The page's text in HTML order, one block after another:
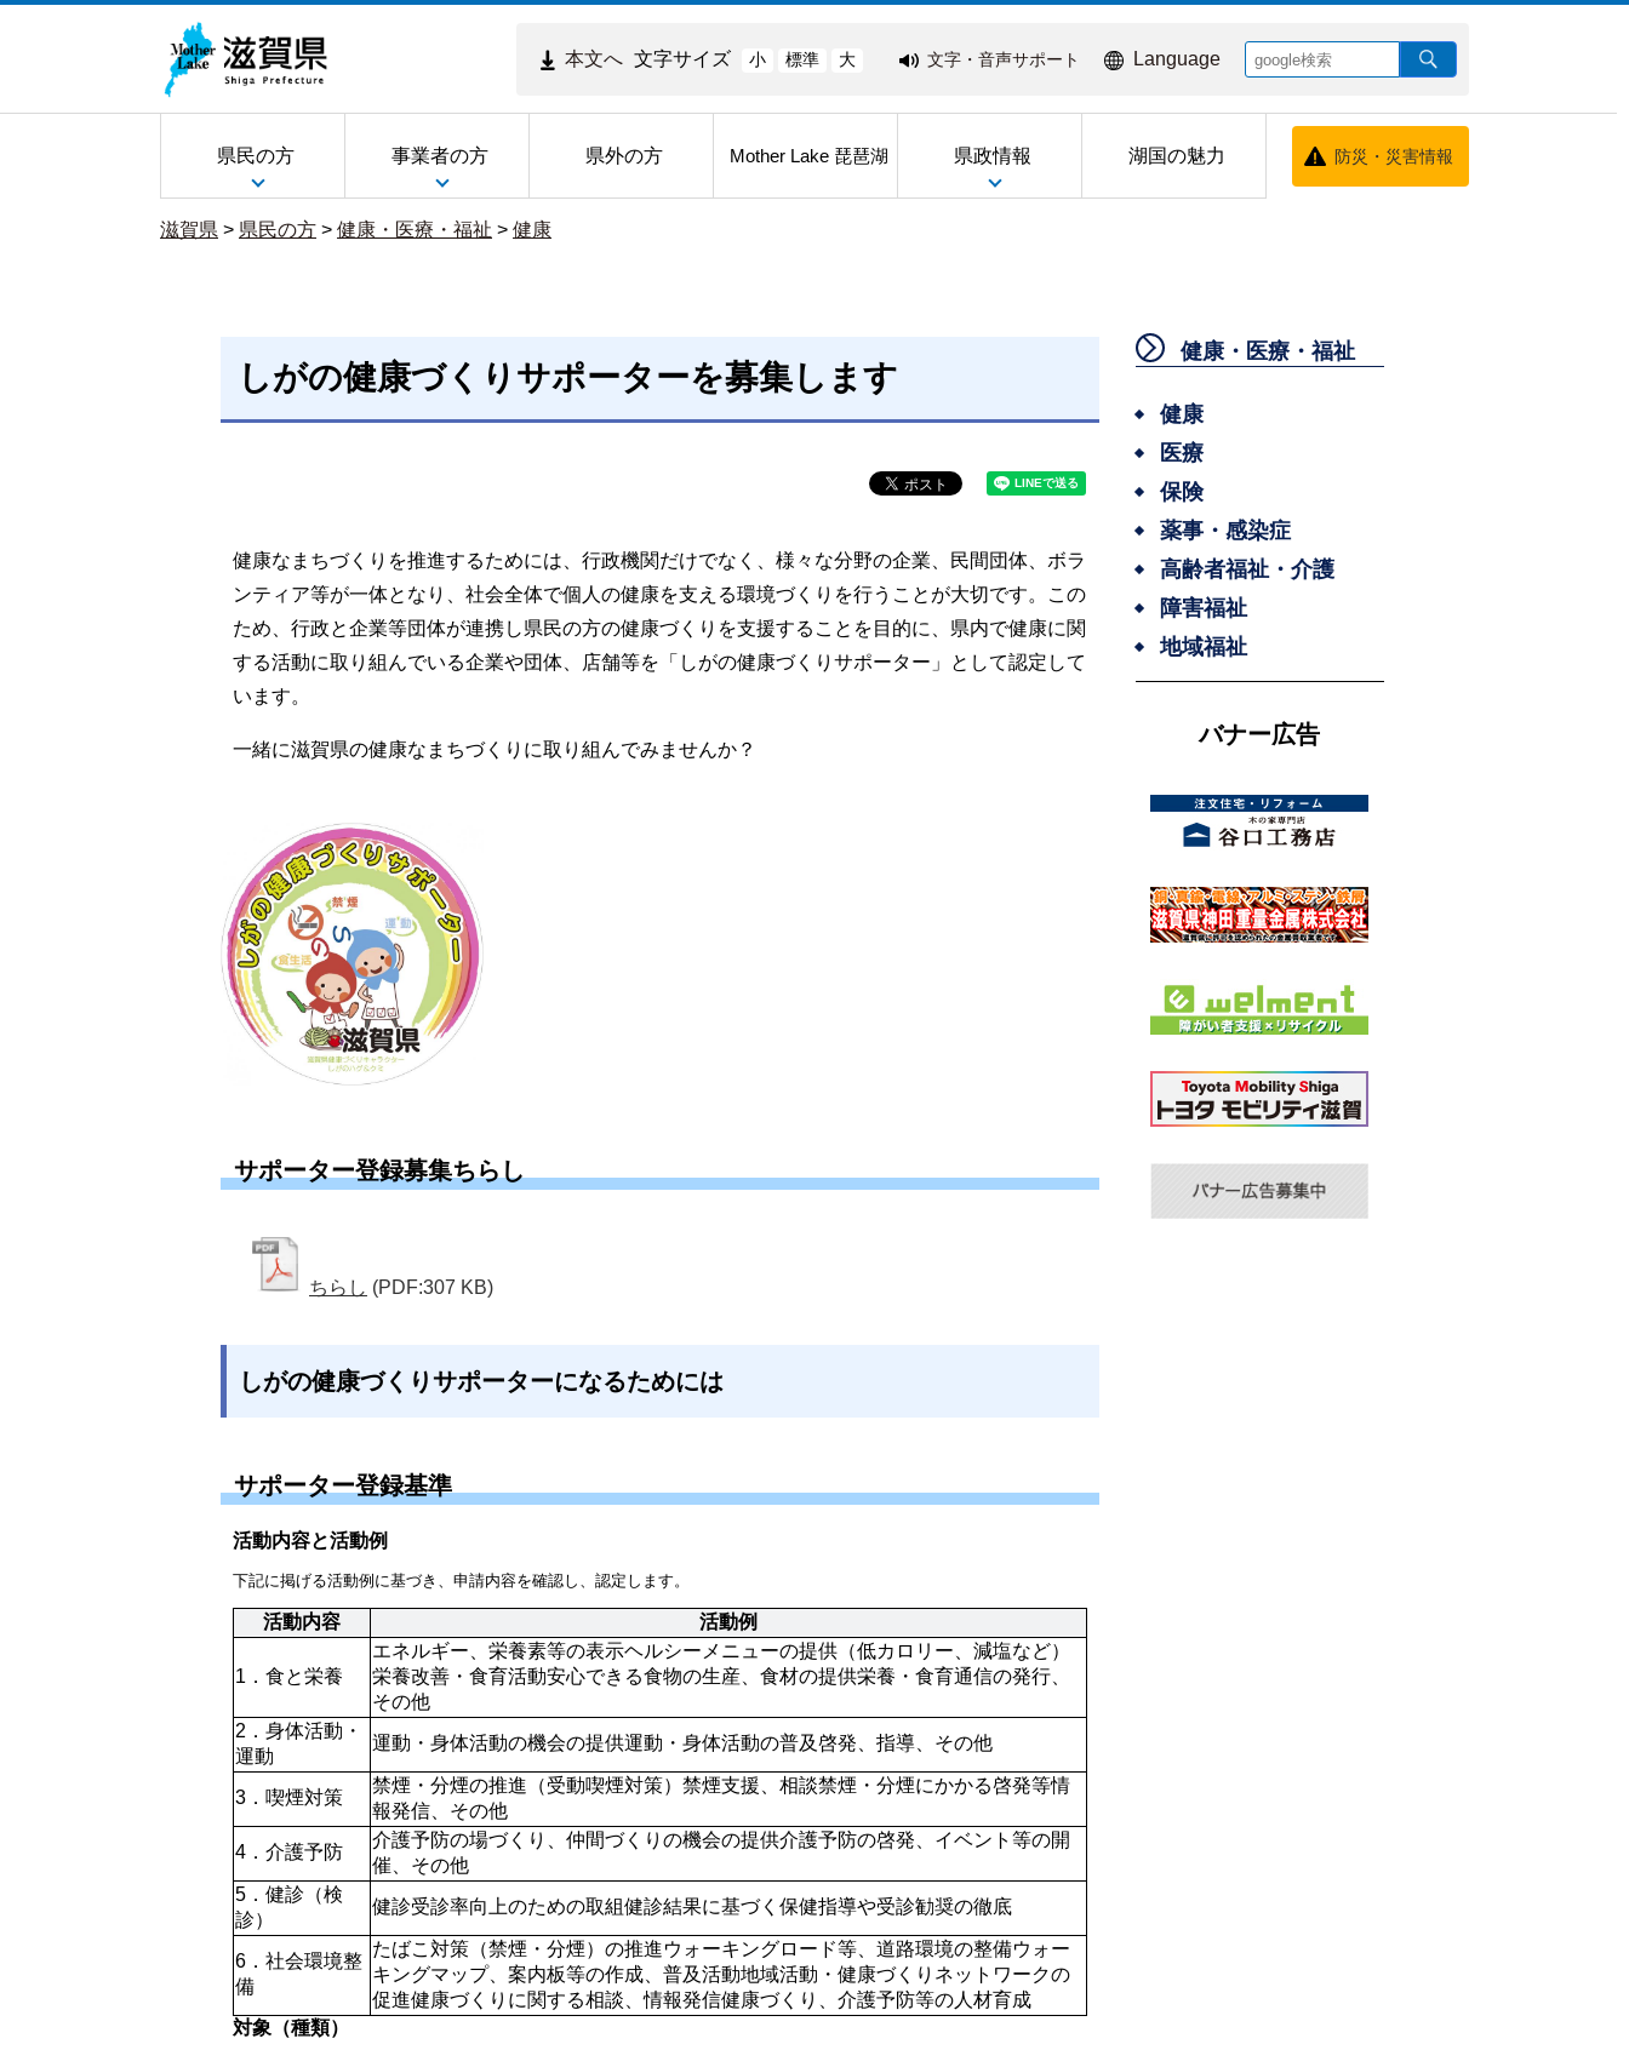
本文へ 文字サイズ 小 標準 大 文字・音声サポート Language
県民の方 事業者の方 県外の方 Mother Lake 琵琶湖 県政情報 湖国の魅力 防災・災害情報
滋賀県 > 県民の方 > 健康・医療・福祉 > 健康
しがの健康づくりサポーターを募集します
健康なまちづくりを推進するためには、行政機関だけでなく、様々な分野の企業、民間団体、ボラ
ンティア等が一体となり、社会全体で個人の健康を支える環境づくりを行うことが大切です。この
ため、行政と企業等団体が連携し県民の方の健康づくりを支援することを目的に、県内で健康に関
する活動に取り組んでいる企業や団体、店舗等を「しがの健康づくりサポーター」として認定して
います。
一緒に滋賀県の健康なまちづくりに取り組んでみませんか？
サポーター登録募集ちらし
ちらし (PDF:307 KB)
しがの健康づくりサポーターになるためには
サポーター登録基準
活動内容と活動例
下記に掲げる活動例に基づき、申請内容を確認し、認定します。
活動内容 活動例
1．食と栄養
エネルギー、栄養素等の表示ヘルシーメニューの提供（低カロリー、減塩など）
栄養改善・食育活動安心できる食物の生産、食材の提供栄養・食育通信の発行、
その他
2．身体活動・
運動
運動・身体活動の機会の提供運動・身体活動の普及啓発、指導、その他
3．喫煙対策
禁煙・分煙の推進（受動喫煙対策）禁煙支援、相談禁煙・分煙にかかる啓発等情
報発信、その他
4．介護予防
介護予防の場づくり、仲間づくりの機会の提供介護予防の啓発、イベント等の開
催、その他
5．健診（検
診）
健診受診率向上のための取組健診結果に基づく保健指導や受診勧奨の徹底
6．社会環境整
備
たばこ対策（禁煙・分煙）の推進ウォーキングロード等、道路環境の整備ウォー
キングマップ、案内板等の作成、普及活動地域活動・健康づくりネットワークの
促進健康づくりに関する相談、情報発信健康づくり、介護予防等の人材育成
対象（種類）
健康・医療・福祉
健康
医療
保険
薬事・感染症
高齢者福祉・介護
障害福祉
地域福祉
バナー広告